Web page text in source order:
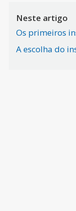
Neste artigo
Os primeiros
A escolha do